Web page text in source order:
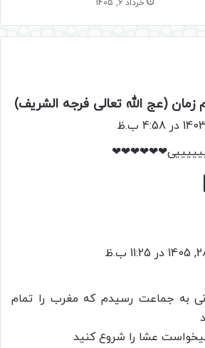
خرداد 6, 1405
زمان (عج الله تعالی فرجه الشریف)
به جماعت رسیدم که مغرب را تمام
عشا را شروع کنید